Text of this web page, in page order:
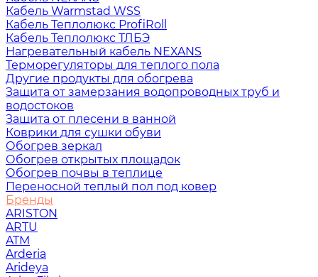
Кабель Warmstad WSS
Кабель Теплолюкс ProfiRoll
Кабель Теплолюкс ТЛБЭ
Нагревательный кабель NEXANS
Терморегуляторы для теплого пола
Другие продукты для обогрева
Защита от замерзания водопроводных труб и
водостоков
Защита от плесени в ванной
Коврики для сушки обуви
Обогрев зеркал
Обогрев открытых площадок
Обогрев почвы в теплице
Переносной теплый пол под ковер
Бренды
ARISTON
ARTU
ATM
Arderia
Arideya